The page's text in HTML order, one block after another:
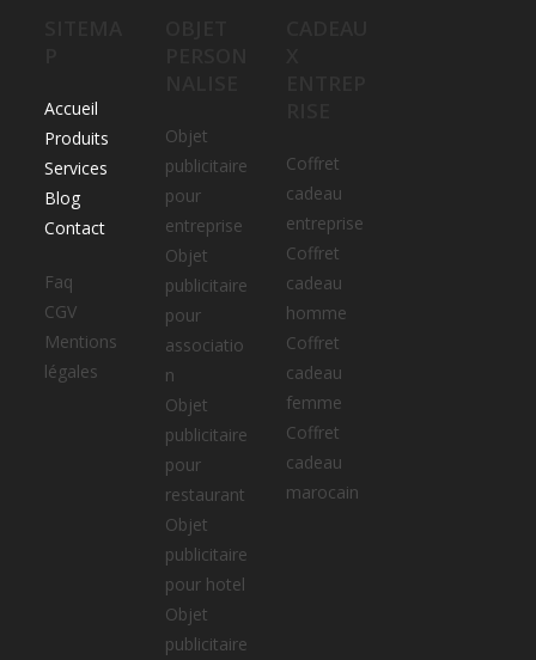
Accueil
Produits
Services
Blog
Contact
Faq
CGV
Mentions
légales
Objet
publicitaire
pour
entreprise
Objet
publicitaire
pour
associatio
n
Objet
publicitaire
pour
restaurant
Objet
publicitaire
pour hotel
Objet
publicitaire
Coffret
cadeau
entreprise
Coffret
cadeau
homme
Coffret
cadeau
femme
Coffret
cadeau
marocain